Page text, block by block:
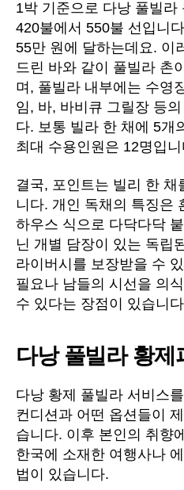
1박 기준으로 다낭 풀빌라
420불에서 550불 선입니
55만 원에 달하는데요. 이
드린 바와 같이 풀빌라 촌
며, 풀빌라 내부에는 수영
임, 바, 바비큐 그릴장 등
다. 보통 빌라 한 채에 5개
최대 수용인원은 12명입니
결국, 포인트는 빌리 한 채
니다. 개인 독채의 특징은
하우스 식으로 다닥다닥
닌 개별 담장이 있는 독립
라이버시를 보장받을 수
필요나 남들의 시선을 의
수 있다는 장점이 있습니
다낭 풀빌라 황제
다낭 황제 풀빌라 서비스
컨디션과 어떤 옵션들이
습니다. 이후 본인의 취향
한국에 소재한 여행사나
법이 있습니다.